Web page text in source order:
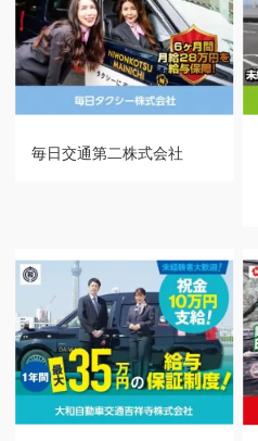
毎日交通第二株式会社